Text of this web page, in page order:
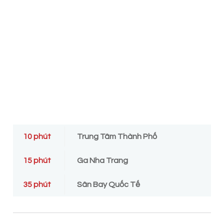
Chuỗi tiện ích đẳng cấp quốc tế
Cư dân La Tiên Villa sẽ được trải nghiệm hệ sinh thái
10 phút Trung Tâm Thành Phố
15 phút Ga Nha Trang
35 phút Sân Bay Quốc Tế